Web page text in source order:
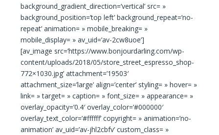
background_gradient_direction=’vertical’ src= »
background_position=’top left’ background_repeat=’no-
repeat’ animation= » mobile_breaking= »
mobile_display= » av_uid=’av-2cw8uoe’]
[av_image src=’https://www.bonjourdarling.com/wp-
content/uploads/2018/05/store_street_espresso_shop-
772×1030.jpg’ attachment=’19503′
attachment_size=’large’ align=’center’ styling= » hover= »
link= » target= » caption= » font_size= » appearance= »
overlay_opacity=’0.4′ overlay_color=’#000000′
overlay_text_color=’#ffffff’ copyright= » animation=’no-
animation’ av_uid=’av-jhl2cbfv’ custom_class= »